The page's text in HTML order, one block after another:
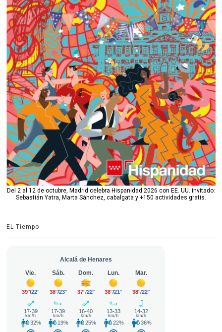
Del 2 al 12 de octubre, Madrid celebra Hispanidad 2026 con EE. UU. invitado:
Sebastián Yatra, Marta Sánchez, cabalgata y +150 actividades gratis.
EL Tiempo